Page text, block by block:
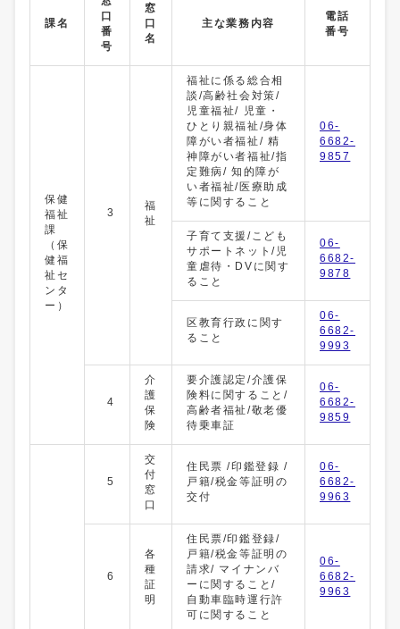
課名
口
番
号
窓
口
名
主な業務内容
電話
番号
保健
福祉
課
（保
健福
祉セ
ンタ
ー）
3
福
祉
福祉に係る総合相
談/高齢社会対策/
児童福祉/ 児童・
ひとり親福祉/身体
障がい者福祉/ 精
神障がい者福祉/指
定難病/ 知的障が
い者福祉/医療助成
等に関すること
06-
6682-
9857
子育て支援/こども
サポートネット/児
童虐待・DVに関す
ること
06-
6682-
9878
区教育行政に関す
ること
06-
6682-
9993
4
介
護
保
険
要介護認定/介護保
険料に関すること/
高齢者福祉/敬老優
待乗車証
06-
6682-
9859
5
交
付
窓
口
住民票 /印鑑登録 /
戸籍/税金等証明の
交付
06-
6682-
9963
6
各
種
証
明
住民票/印鑑登録/
戸籍/税金等証明の
請求/ マイナンバ
ーに関すること/
自動車臨時運行許
可に関すること
06-
6682-
9963